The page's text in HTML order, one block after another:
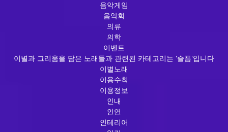
음악게임
음악회
의류
의학
이벤트
이별과 그리움을 담은 노래들과 관련된 카테고리는 '슬픔'입니다
이별노래
이용수칙
이용정보
인내
인연
인테리어